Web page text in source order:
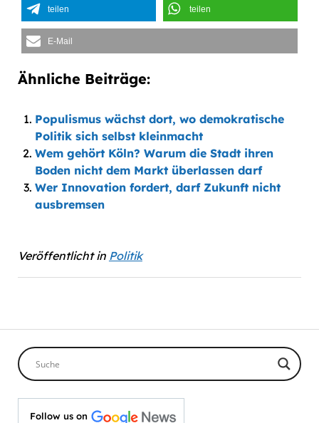
teilen teilen
E-Mail
Ähnliche Beiträge:
Populismus wächst dort, wo demokratische
Politik sich selbst kleinmacht
Wem gehört Köln? Warum die Stadt ihren
Boden nicht dem Markt überlassen darf
Wer Innovation fordert, darf Zukunft nicht
ausbremsen
Veröffentlicht in Politik
Follow us on